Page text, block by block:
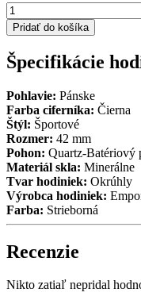
množstvo
Hodinky
Emporio
Armani
AR5866
Pridať do košíka
Špecifikácie
Pohlavie: Pánske
Farba ciferníka: Čierna
Štýl: Športové
Rozmer: 42 mm
Pohon: Quartz-Batériový
Materiál skla: Minerálne
Tvar hodiniek: Okrúhly
Výrobca hodiniek:
Farba: Strieborná
Recenzie
Nikto zatiaľ nepridal